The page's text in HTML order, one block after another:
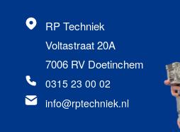
RP Techniek
Voltastraat 20A
7006 RV Doetinchem
0315 23 00 02
info@rptechniek.nl